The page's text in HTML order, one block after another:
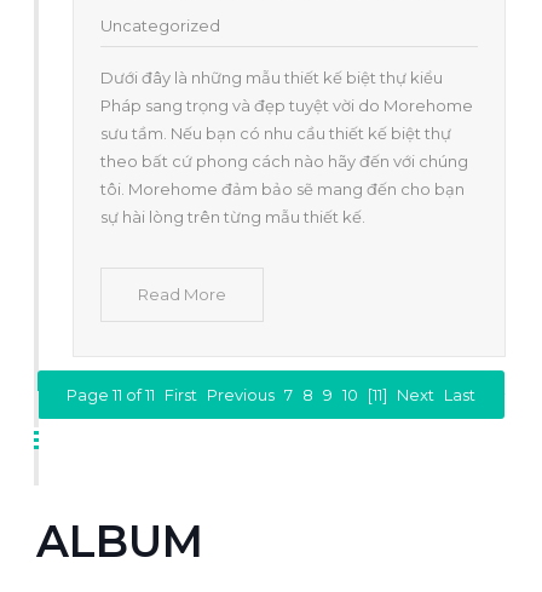
Uncategorized
Dưới đây là những mẫu thiết kế biệt thự kiểu
Pháp sang trọng và đẹp tuyệt vời do Morehome
sưu tầm. Nếu bạn có nhu cầu thiết kế biệt thự
theo bất cứ phong cách nào hãy đến với chúng
tôi. Morehome đảm bảo sẽ mang đến cho bạn
sự hài lòng trên từng mẫu thiết kế.
Read More
Page 11 of 11 First Previous 7 8 9 10 [11] Next Last
ALBUM